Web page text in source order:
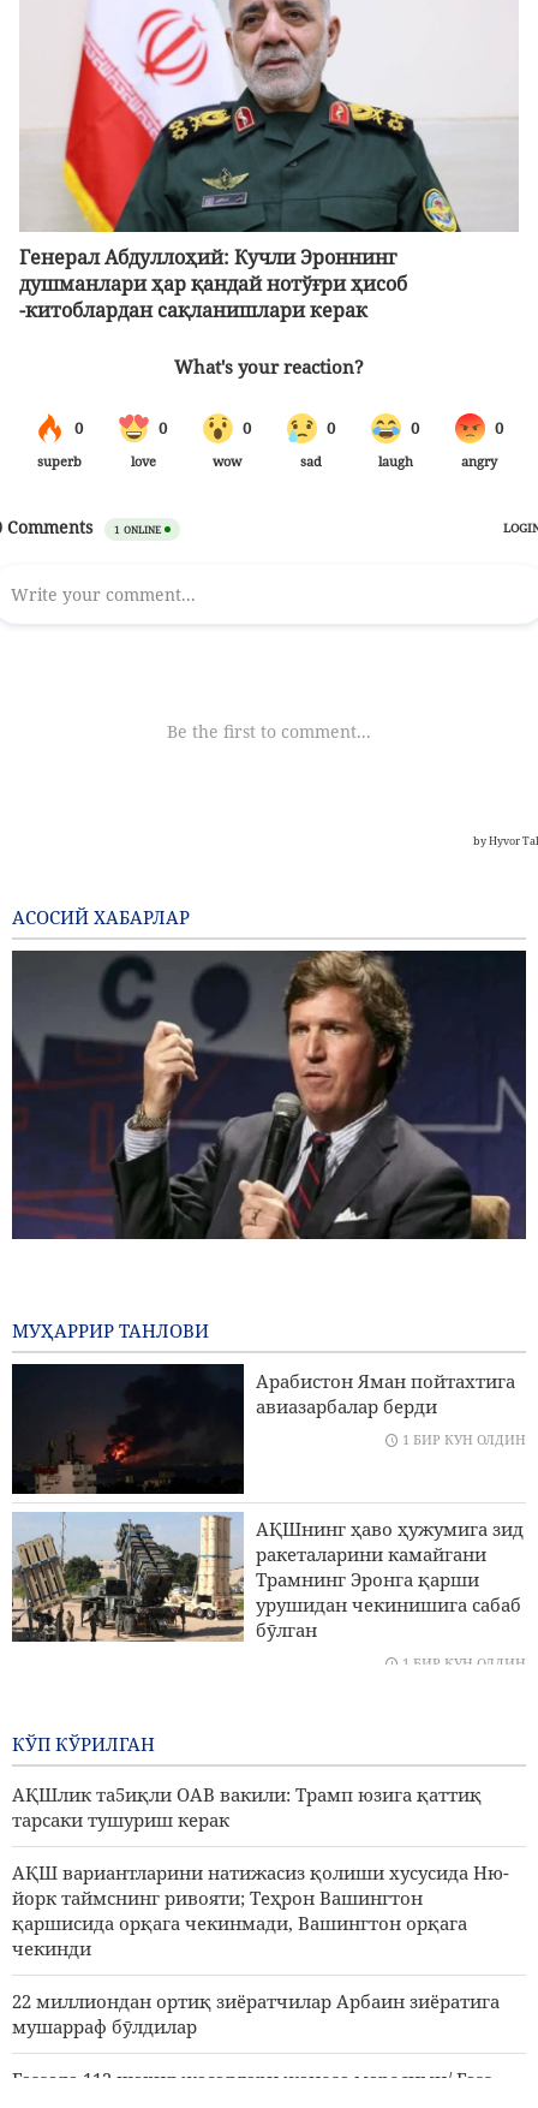
Генерал Абдуллоҳий: Кучли Эроннинг
душманлари ҳар қандай нотўғри ҳисоб
-китоблардан сақланишлари керак
АСОСИЙ ХАБАРЛАР
АҚШ вариантларини натижасиз қолиши хусусида Ню-
йорк таймснинг ривояти; Теҳрон Вашингтон
қаршисида орқага чекинмади, Вашингтон орқага
чекинди
22 миллиондан ортиқ зиёратчилар Арбаин зиёратига
мушарраф бӯлдилар
Ғаззада 112 шаҳид жасадлари жаноза маросими/ Ғазз
шаҳидлари сони 73 мингдан ошди
МУҲАРРИР ТАНЛОВИ
Арабистон Яман пойтахтига
авиазарбалар берди
1 БИР КУН ОЛДИН
АҚШнинг ҳаво ҳужумига зид
ракеталарини камайгани
Трамнинг Эронга қарши
урушидан чекинишига сабаб
бӯлган
1 БИР КУН ОЛДИН
КЎП КЎРИЛГАН
АҚШлик та5иқли ОАВ вакили: Трамп юзига қаттиқ
тарсаки тушуриш керак
АҚШ вариантларини натижасиз қолиши хусусида Ню-
йорк таймснинг ривояти; Теҳрон Вашингтон
қаршисида орқага чекинмади, Вашингтон орқага
чекинди
22 миллиондан ортиқ зиёратчилар Арбаин зиёратига
мушарраф бӯлдилар
Ғаззада 112 шаҳид жасадлари жаноза маросими/ Ғазз